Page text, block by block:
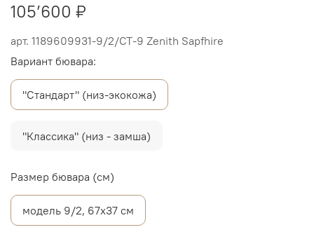
арт. 1189609931-9/2/СТ-9 Zenith Sapfhire
105’600 ₽
Вариант бювара:
"Стандарт" (низ-экокожа)
"Классика" (низ - замша)
Размер бювара (см)
модель 9/2, 67х37 см